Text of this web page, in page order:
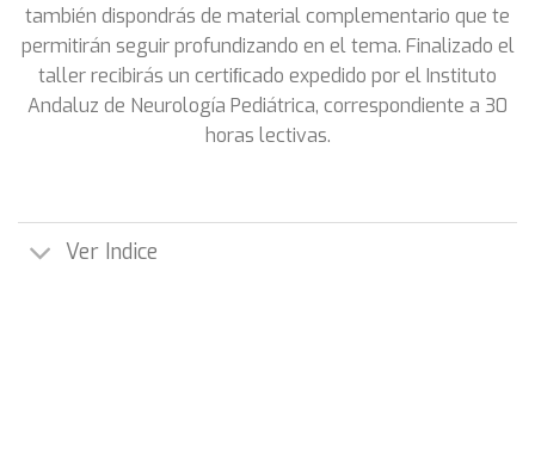
también dispondrás de material complementario que te
permitirán seguir profundizando en el tema. Finalizado el
taller recibirás un certiﬁcado expedido por el Instituto
Andaluz de Neurología Pediátrica, correspondiente a 30
horas lectivas.
Ver Indice